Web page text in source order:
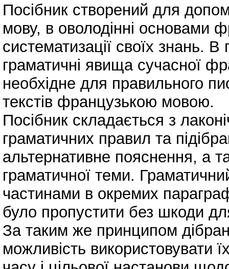
Посібник створений для
мову, в оволодінні основами
систематизації своїх знань.
граматичні явища сучасної
необхідне для правильного
текстів французькою мовою.
Посібник складається з
граматичних правил та
альтернативне пояснення, а
граматичної теми.
частинами в окремих
було пропустити без шкоди
За таким же принципом
можливість використовувати